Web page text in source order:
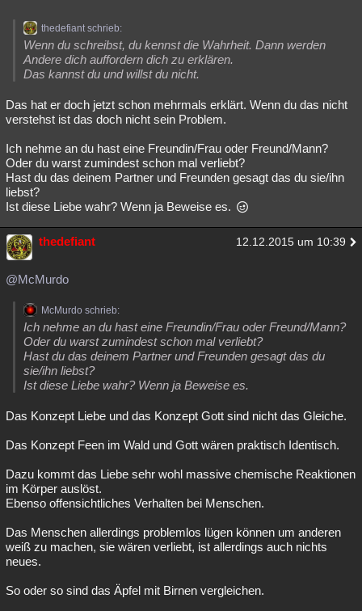
thedefiant schrieb:
Wenn du schreibst, du kennst die Wahrheit. Dann werden
Andere dich auffordern dich zu erklären.
Das kannst du und willst du nicht.
Das hat er doch jetzt schon mehrmals erklärt. Wenn du das nicht
verstehst ist das doch nicht sein Problem.
Ich nehme an du hast eine Freundin/Frau oder Freund/Mann?
Oder du warst zumindest schon mal verliebt?
Hast du das deinem Partner und Freunden gesagt das du sie/ihn
liebst?
Ist diese Liebe wahr? Wenn ja Beweise es.
thedefiant 12.12.2015 um 10:39
@McMurdo
McMurdo schrieb:
Ich nehme an du hast eine Freundin/Frau oder Freund/Mann?
Oder du warst zumindest schon mal verliebt?
Hast du das deinem Partner und Freunden gesagt das du
sie/ihn liebst?
Ist diese Liebe wahr? Wenn ja Beweise es.
Das Konzept Liebe und das Konzept Gott sind nicht das Gleiche.
Das Konzept Feen im Wald und Gott wären praktisch Identisch.
Dazu kommt das Liebe sehr wohl massive chemische Reaktionen
im Körper auslöst.
Ebenso offensichtliches Verhalten bei Menschen.
Das Menschen allerdings problemlos lügen können um anderen
weiß zu machen, sie wären verliebt, ist allerdings auch nichts
neues.
So oder so sind das Äpfel mit Birnen vergleichen.